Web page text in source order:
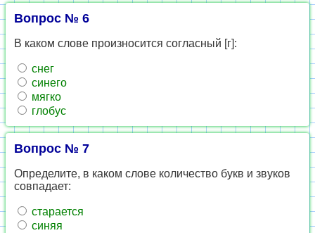
Вопрос № 6
В каком слове произносится согласный [г]:
снег
синего
мягко
глобус
Вопрос № 7
Определите, в каком слове количество букв и звуков
совпадает:
старается
синяя